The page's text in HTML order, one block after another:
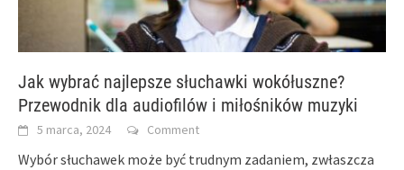
Jak wybrać najlepsze słuchawki wokółuszne?
Przewodnik dla audiofilów i miłośników muzyki
5 marca, 2024 Comment
Wybór słuchawek może być trudnym zadaniem, zwłaszcza